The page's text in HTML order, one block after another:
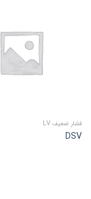
فشار ضعیف LV
DSV